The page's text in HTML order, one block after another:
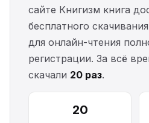
сайте Книгизм книга
бесплатного
для онлайн-чтения
регистрации. За всё
скачали 20 раз.
20